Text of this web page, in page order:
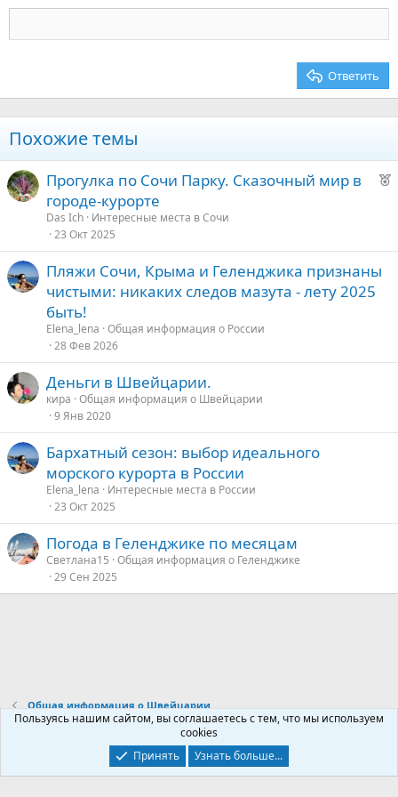
18
22
Tahoma
Times New Roman
Заголовок 3
Ответить
Похожие темы
Р
Прогулка по Сочи Парку. Сказочный мир в
городе-курорте
Das Ich Интересные места в Сочи
23 Окт 2025
Пляжи Сочи, Крыма и Геленджика признаны
чистыми: никаких следов мазута - лету 2025
быть!
Elena_lena Общая информация о России
28 Фев 2026
Деньги в Швейцарии.
кира Общая информация о Швейцарии
9 Янв 2020
Бархатный сезон: выбор идеального
морского курорта в России
Elena_lena
Интересные места в России
23 Окт 2025
Погода в Геленджике по месяцам
Светлана15 Общая информация о Геленджике
29 Сен 2025
Общая информация о Швейцарии
Условия и правила
Политика конфиденциальности
Главная
R
Пользуясь нашим сайтом, вы соглашаетесь с тем, что мы используем
cookies
Принять
Узнать больше...